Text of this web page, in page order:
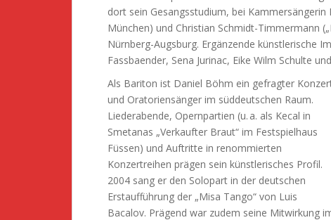
dort sein Gesangsstudium, bei
München) und Christian Schmidt-Timmermann
Nürnberg-Augsburg. Ergänzende künstlerische
Fassbaender, Sena Jurinac, Eike Wilm Schulte
Als Bariton ist Daniel Böhm ein gefragter
und Oratoriensänger im süddeutschen Raum.
Liederabende, Opernpartien (u. a. als Kecal in
Smetanas „Verkaufter Braut“ im Festspielhaus
Füssen) und Auftritte in renommierten
Konzertreihen prägen sein künstlerisches Profil.
2004 sang er den Solopart in der deutschen
Erstaufführung der „Misa Tango“ von Luis
Bacalov. Prägend war zudem seine Mitwirkung